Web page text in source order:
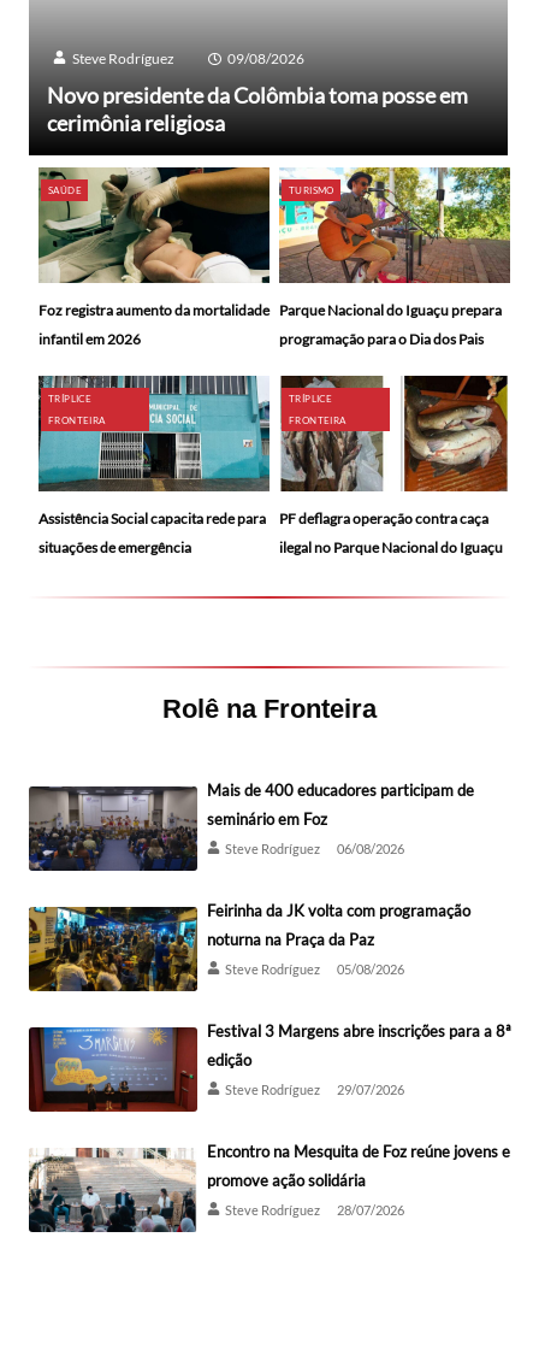
Steve Rodríguez 09/08/2026
Novo presidente da Colômbia toma posse em
cerimônia religiosa
SAÚDE
Foz registra aumento da mortalidade
infantil em 2026
TURISMO
Parque Nacional do Iguaçu prepara
programação para o Dia dos Pais
TRÍPLICE
FRONTEIRA
Assistência Social capacita rede para
situações de emergência
TRÍPLICE
FRONTEIRA
PF deflagra operação contra caça
ilegal no Parque Nacional do Iguaçu
Rolê na Fronteira
Mais de 400 educadores participam de
seminário em Foz
Steve Rodríguez 06/08/2026
Feirinha da JK volta com programação
noturna na Praça da Paz
Steve Rodríguez 05/08/2026
Festival 3 Margens abre inscrições para a 8ª
edição
Steve Rodríguez 29/07/2026
Encontro na Mesquita de Foz reúne jovens e
promove ação solidária
Steve Rodríguez 28/07/2026